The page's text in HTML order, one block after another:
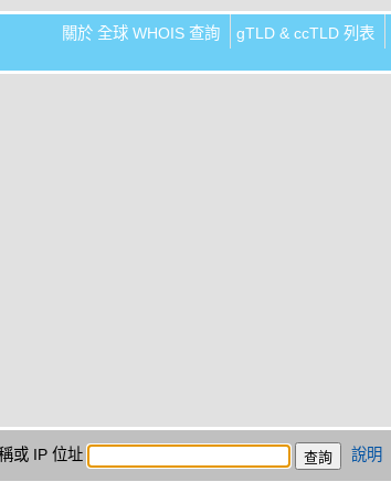
關於 全球 WHOIS 查詢 gTLD & ccTLD 列表
或 IP 位址 說明